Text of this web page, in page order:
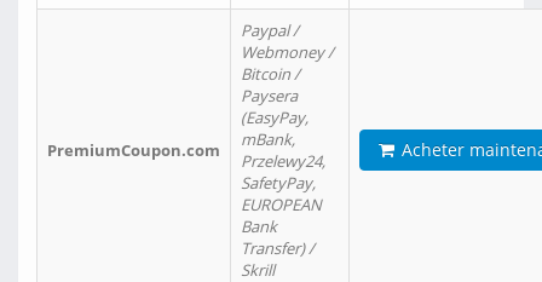
PremiumCoupon.com
Paypal /
Webmoney /
Bitcoin /
Paysera
(EasyPay,
mBank,
Przelewy24,
SafetyPay,
EUROPEAN
Bank
Transfer) /
Skrill
Acheter